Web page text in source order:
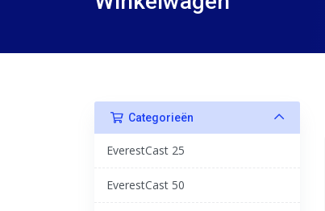
Categorieën
EverestCast 25
EverestCast 50